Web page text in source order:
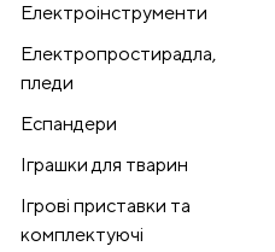
Електроінструменти
Електропростирадла,
пледи
Еспандери
Іграшки для тварин
Ігрові приставки та
комплектуючі